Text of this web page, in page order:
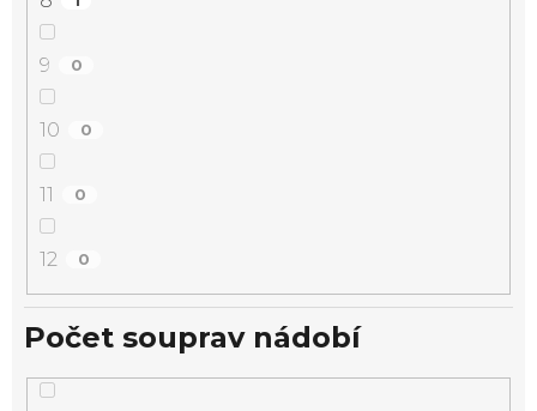
9 0
10 0
11 0
12 0
Počet souprav nádobí